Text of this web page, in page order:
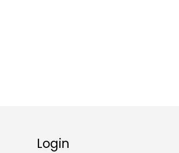
Login